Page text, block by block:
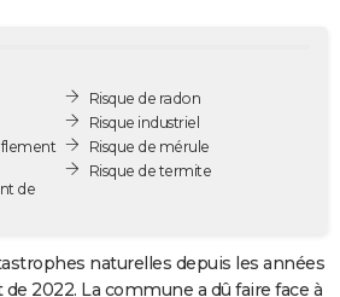
de
Risque de radon
Risque industriel
Risque de mérule
Risque de termite
naturelles depuis les années
2022. La commune a dû faire face à